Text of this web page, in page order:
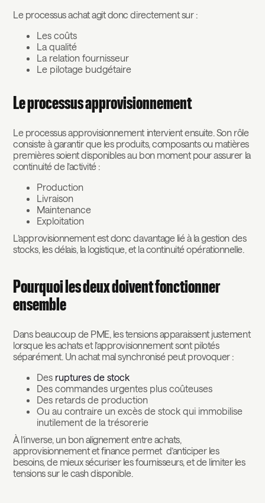
Le processus achat agit donc directement sur :
Les coûts
La qualité
La relation fournisseur
Le pilotage budgétaire
Le processus approvisionnement
Le processus approvisionnement intervient ensuite. Son rôle
consiste à garantir que les produits, composants ou matières
premières soient disponibles au bon moment pour assurer la
continuité de l’activité :
Production
Livraison
Maintenance
Exploitation
L’approvisionnement est donc davantage lié à la gestion des
stocks, les délais, la logistique, et la continuité opérationnelle.
Pourquoi les deux doivent fonctionner
ensemble
Dans beaucoup de PME, les tensions apparaissent justement
lorsque les achats et l’approvisionnement sont pilotés
séparément. Un achat mal synchronisé peut provoquer :
Des ruptures de stock
Des commandes urgentes plus coûteuses
Des retards de production
Ou au contraire un excès de stock qui immobilise
inutilement de la trésorerie
À l’inverse, un bon alignement entre achats,
approvisionnement et finance permet d’anticiper les
besoins, de mieux sécuriser les fournisseurs, et de limiter les
tensions sur le cash disponible.